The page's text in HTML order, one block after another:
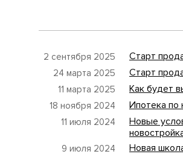
2 сентября 2025 Старт
24 марта 2025 Старт
11 марта 2025 Как будет
18 ноября 2024 Ипотека по
11 июля 2024
Новые
9 июля 2024 Новая